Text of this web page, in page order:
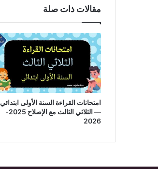
مقالات ذات صلة
امتحانات القراءة السنة الأولى ابتدائي
— الثلاثي الثالث مع الإصلاح 2025-
2026